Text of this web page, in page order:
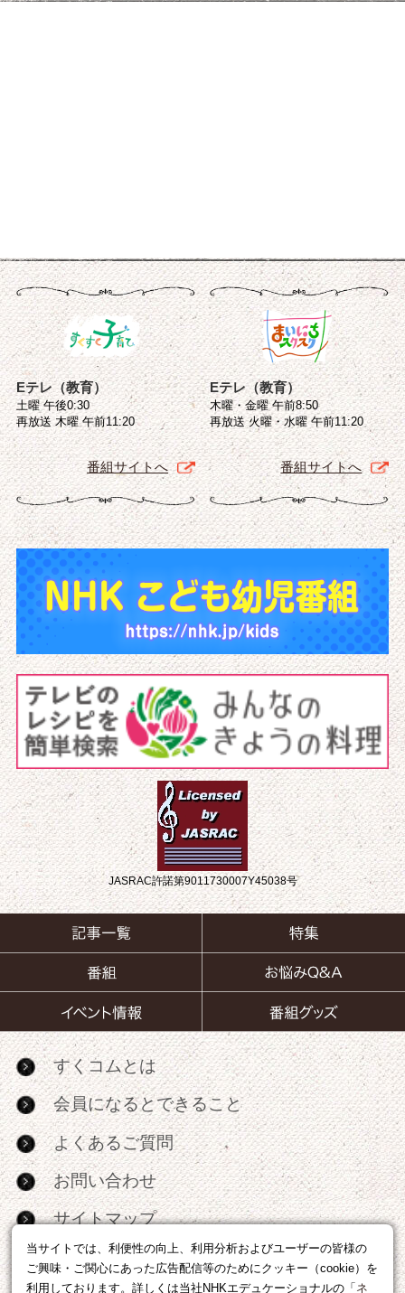
当サイトでは、利便性の向上、利用分析およびユーザーの皆様の
ご興味・ご関心にあった広告配信等のためにクッキー（cookie）を
利用しております。詳しくは当社NHKエデュケーショナルの「 ネ
Eテレ（教育）
土曜 午後0:30
再放送 木曜 午前11:20
番組サイトへ
Eテレ（教育）
木曜・金曜 午前8:50
再放送 火曜・水曜 午前11:20
番組サイトへ
JASRAC許諾第9011730007Y45038号
すくコムとは
会員になるとできること
よくあるご質問
お問い合わせ
サイトマップ
RSS